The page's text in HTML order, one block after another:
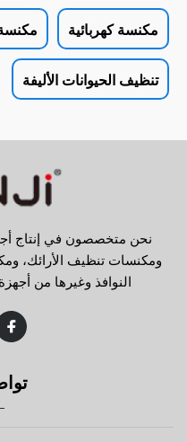
مكنسة كهربائية مكنسة
تنظيف الحيوانات الأليفة
نحن متخصصون في إنتاج
ومكنسات تنظيف الأرائك،
النوافذ وغيرها من